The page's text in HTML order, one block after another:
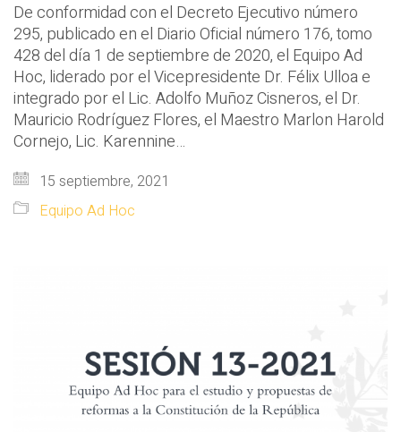
De conformidad con el Decreto Ejecutivo número
295, publicado en el Diario Oficial número 176, tomo
428 del día 1 de septiembre de 2020, el Equipo Ad
Hoc, liderado por el Vicepresidente Dr. Félix Ulloa e
integrado por el Lic. Adolfo Muñoz Cisneros, el Dr.
Mauricio Rodríguez Flores, el Maestro Marlon Harold
Cornejo, Lic. Karennine…
15 septiembre, 2021
Equipo Ad Hoc